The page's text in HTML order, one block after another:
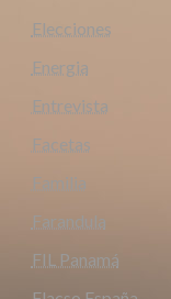
Elecciones
Energia
Entrevista
Facetas
Familia
Farandula
FIL Panamá